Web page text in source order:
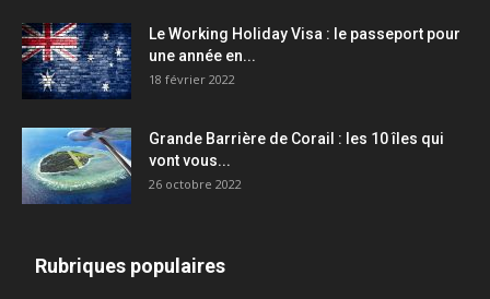
Le Working Holiday Visa : le passeport pour
une année en...
18 février 2022
Grande Barrière de Corail : les 10 îles qui
vont vous...
26 octobre 2022
Rubriques populaires